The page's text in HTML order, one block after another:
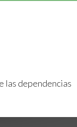
las dependencias